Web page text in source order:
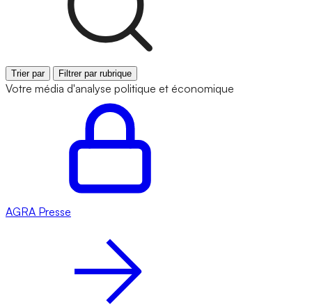
Trier par Filtrer par rubrique
Votre média d'analyse politique et économique
AGRA Presse